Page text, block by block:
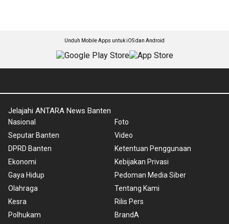
Unduh Mobile Apps untuk iOS dan Android
Jelajahi ANTARA News Banten
Nasional
Seputar Banten
DPRD Banten
Ekonomi
Gaya Hidup
Olahraga
Kesra
Polhukam
Foto
Video
Ketentuan Penggunaan
Kebijakan Privasi
Pedoman Media Siber
Tentang Kami
Rilis Pers
BrandA